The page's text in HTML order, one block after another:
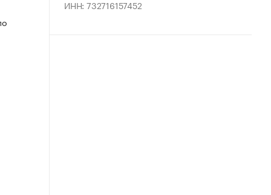
ИНН: 732716157452